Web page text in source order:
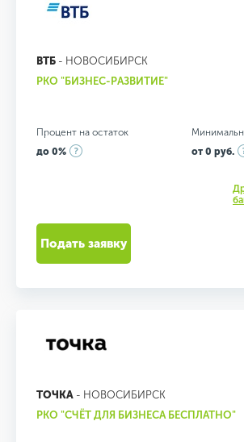
ВТБ - НОВОСИБИРСК
РКО "БИЗНЕС-РАЗВИТИЕ"
Процент на остаток
до 0%
от 0 руб.
Подать заявку
ТОЧКА - НОВОСИБИРСК
РКО "СЧЁТ ДЛЯ БИЗНЕСА БЕСПЛАТНО"